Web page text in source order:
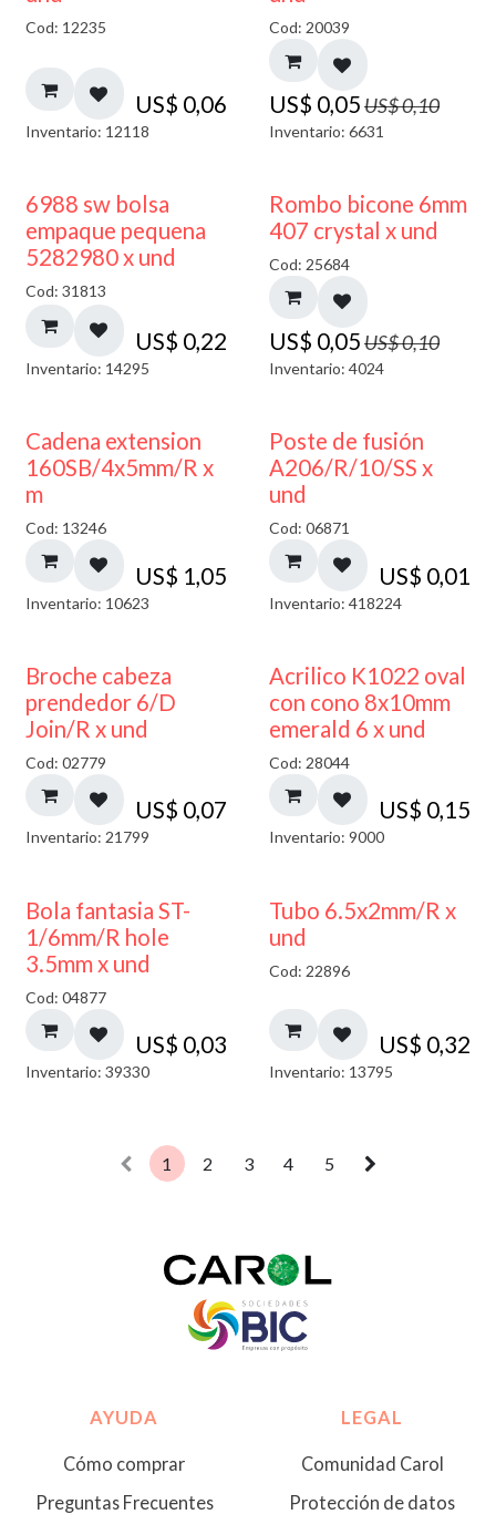
Cod: 12235
US$ 0,06
Inventario: 12118
Cod: 20039
US$ 0,05US$0,10
Inventario: 6631
6988 sw bolsa
empaque pequena
5282980 x und
Cod: 31813
US$ 0,22
Inventario: 14295
50% DESCUENTO
Rombo bicone 6mm
407 crystal x und
Cod: 25684
US$ 0,05US$0,10
Inventario: 4024
Cadena extension
160SB/4x5mm/R x
m
Cod: 13246
US$ 1,05
Inventario: 10623
Poste de fusión
A206/R/10/SS x
und
Cod: 06871
US$ 0,01
Inventario: 418224
Broche cabeza
prendedor 6/D
Join/R x und
Cod: 02779
US$ 0,07
Inventario: 21799
Acrilico K1022 oval
con cono 8x10mm
emerald 6 x und
Cod: 28044
US$ 0,15
Inventario: 9000
Bola fantasia ST-
1/6mm/R hole
3.5mm x und
Cod: 04877
US$ 0,03
Inventario: 39330
Tubo 6.5x2mm/R x
und
Cod: 22896
US$ 0,32
Inventario: 13795
1 2 3 4 5
AYUDA
Cómo comprar
Preguntas Frecuentes
LEGAL
Comunidad Carol
Protección de datos